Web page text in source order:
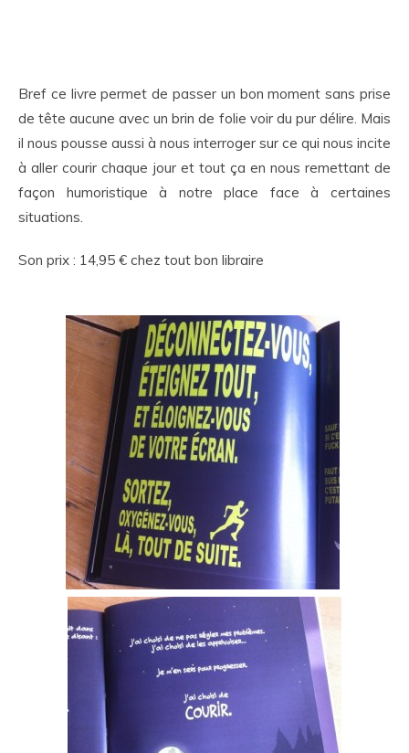
Bref ce livre permet de passer un bon moment sans prise
de tête aucune avec un brin de folie voir du pur délire. Mais
il nous pousse aussi à nous interroger sur ce qui nous incite
à aller courir chaque jour et tout ça en nous remettant de
façon humoristique à notre place face à certaines
situations.
Son prix : 14,95 € chez tout bon libraire